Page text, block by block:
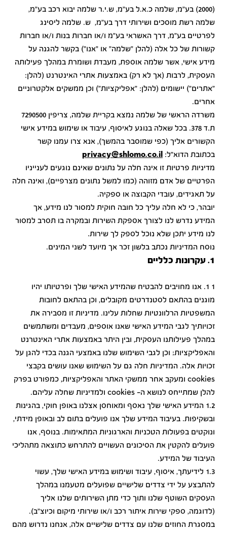
(2000) בע"מ, שלמה כ.א.ל בע"מ, ש.י.ר שלמה יבוא רכב בע"מ,
שלמה רשת מוסכים ושירותי דרך בע"מ, ש. שלמה ליסינג
לפרטיים בע"מ, דרך האשראי בע"מ ו/או חברות בנות ו/או חברות
קשורות של כל אלה (להלן "שלמה" או "אנו") בקשר להגנה על
מידע אישי, אשר שלמה אוספת, מעבדת ושומרת במהלך פעילותה
העסקית, לרבות (אך לא רק) באמצעות אתרי האינטרנט (להלן:
"אתרים") יישומים (להלן: "אפליקציות") וכן ממשקים אלקטרוניים
אחרים.
משרדה הראשי של שלמה נמצא בקריית שלמה, צריפין 7290500
ת.ד 378. בכל שאלה בנוגע לאיסוף, עיבוד או שימוש במידע אישי
הקשורים אליך (כפי שמוסבר בהמשך), אנא צרו עמנו קשר
בכתובת הדוא"ל: privacy@shlomo.co.il
מדיניות פרטיות זו אינה חלה על נתונים שאינם נוגעים לענייניו
הפרטיים של אדם מזוהה (כמו למשל נתונים מצרפיים), ואינה חלה
על תאגידים, עובדי הקבוצה או ספקיה.
יובהר, כי לא חלה עליך כל חובה חוקית למסור לנו מידע, אך
המידע נדרש לנו לצורך אספקת השירות ובמקרה בו תסרב למסור
לנו מידע יתכן שלא נוכל לספק לך שירות.
נוסח המדיניות נכתב בלשון זכר אך מיועד לשני המינים.
1. עקרונות כלליים
1 1. אנו מחויבים להבטיח שהמידע האישי שלך ופרטיותו יהיו
מוגנים בהתאם לסטנדרטים מקובלים, וכן בהתאם לחובות
המשפטיות הרלוונטיות שחלות עלינו. מדיניות זו מסבירה את
זכויותיך לגבי המידע האישי שאנו אוספים, מעבדים ומשתמשים
במהלך פעילותנו העסקית, ובין היתר באמצעות אתרי האינטרנט
והאפליקציות; וכן לגבי השימוש שלנו באמצעי הגנה בכדי להגן על
זכויות אלה. המדיניות חלה גם על השימוש שאנו עושים בקבצי
cookies ומעקב אחר ממשקי האתר והאפליקציות, כמפורט בפרק
להלן שמתייחס לנושא ה- cookies ולמדיניות שחלה עליהם.
1.2 המידע האישי שלך נאסף ומאוחסן אצלנו באופן חוקי, בהגינות
ובשקיפות. בעיבוד המידע שלך אנו פועלים בתום לב ובאופן מידתי,
ונוקטים בפעולות הטכניות והארגוניות המתאימות. בנוסף, אנו
פועלים להקטין את הסיכונים העשויים להתרחש כתוצאה מתהליכי
העיבוד של המידע.
1.3 לידיעתך, איסוף, עיבוד ושימוש במידע האישי שלך, עשוי
להתבצע על ידי צדדים שלישיים שפועלים מטעמנו במהלך
העסקים השוטף שלנו ותוך כדי מתן השירותים שלנו אליך
(לדוגמה, ספקי שירות איתור רכב ו/או שירותי מיקום וכיוצ"ב).
במסגרת החוזים שלנו עם צדדים שלישיים אלה, אנחנו נדרוש מהם